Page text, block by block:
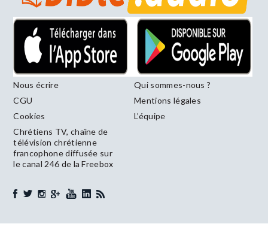
Nous écrire
Qui sommes-nous ?
CGU
Mentions légales
Cookies
L’équipe
Chrétiens TV, chaîne de
télévision chrétienne
francophone diffusée sur
le canal 246 de la Freebox